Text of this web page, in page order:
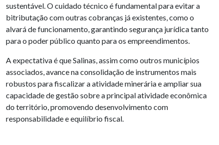
sustentável. O cuidado técnico é fundamental para evitar a
bitributação com outras cobranças já existentes, como o
alvará de funcionamento, garantindo segurança jurídica tanto
para o poder público quanto para os empreendimentos.
A expectativa é que Salinas, assim como outros municípios
associados, avance na consolidação de instrumentos mais
robustos para fiscalizar a atividade minerária e ampliar sua
capacidade de gestão sobre a principal atividade econômica
do território, promovendo desenvolvimento com
responsabilidade e equilíbrio fiscal.